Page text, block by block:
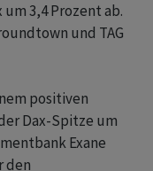
3,4 Prozent ab.
und TAG
positiven
Dax-Spitze um
Exane
den